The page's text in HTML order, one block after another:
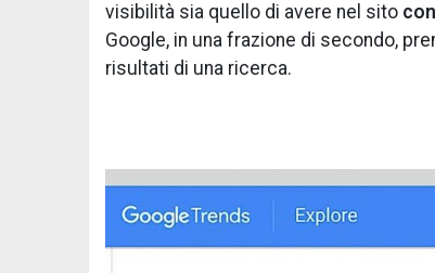
visibilità sia quello di avere nel sito
Google, in una frazione di secondo,
risultati di una ricerca.